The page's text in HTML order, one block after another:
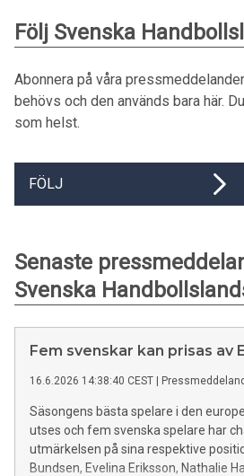
Följ Svenska
Abonnera på våra
behövs och den används bara här.
som helst.
FÖLJ
Senaste
Svenska
Fem svenskar kan prisas av
16.6.2026 14:38:40 CEST |
Säsongens bästa spelare i den
utses och fem svenska spelare har
utmärkelsen på sina respektive
Bundsen, Evelina Eriksson, Nathalie